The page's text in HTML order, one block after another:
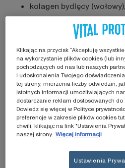
kolagen bydlęcy (wołowy),
kolagen morski (w tym
Na rynku dominują dwa
rybi i wołowy. Różnią się one
źródłem pochodzenia. W
rybiego surowcem są głównie
kolagen wołowy pozyskiwany
ścięgien bydlęcych.
Zarówno kolagen rybi, jak i
Klikając na przycisk “Akceptuję
na wykorzystanie plików cookies (lub
pochodzących od nas lub naszych
i udoskonalenia Twojego
tej strony, mierzenia liczby odwiedzin,
istotnych informacji umożliwiających
dostarczanie reklam dostosowanych do
Dowiedz się więcej w Polityce
preferencje w zakresie plików cookies
chwili, klikając na link "Ustawienia
naszej strony. Więcej informacji
Ustawienia